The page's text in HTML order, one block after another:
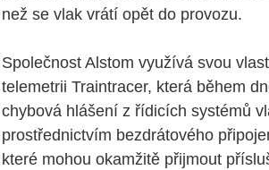
než se vlak vrátí opět do provozu.
Společnost Alstom využívá svou
telemetrii Traintracer, která během
chybová hlášení z řídicích systémů
prostřednictvím bezdrátového
které mohou okamžitě přijmout